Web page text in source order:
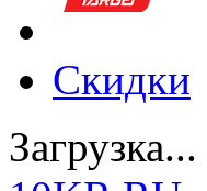
Скидки
Загрузка...